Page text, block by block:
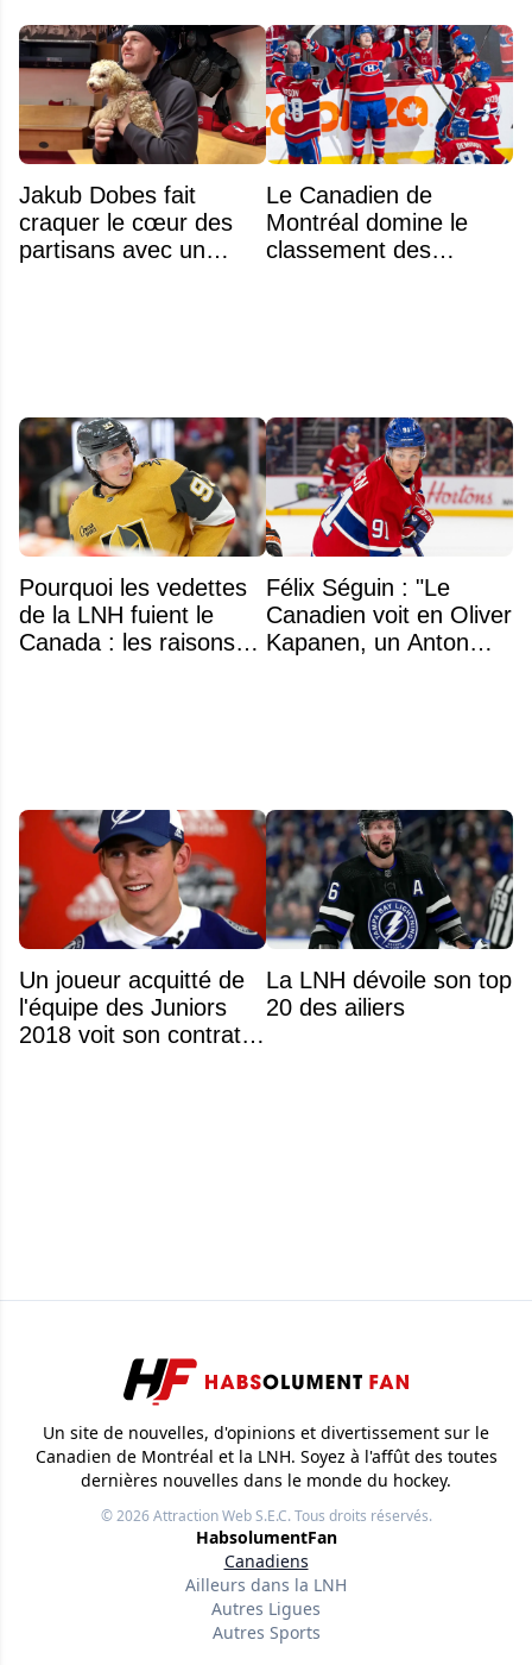
Jakub Dobes fait
craquer le cœur des
partisans avec un
Le Canadien de
Montréal domine le
classement des
Pourquoi les vedettes
de la LNH fuient le
Canada : les raisons
Félix Séguin : "Le
Canadien voit en Oliver
Kapanen, un Anton
Un joueur acquitté de
l'équipe des Juniors
2018 voit son contrat
La LNH dévoile son top
20 des ailiers
Un site de nouvelles, d'opinions et divertissement sur le
Canadien de Montréal et la LNH. Soyez à l'affût des toutes
dernières nouvelles dans le monde du hockey.
© 2026Attraction Web S.E.C.Tous droits réservés.
HabsolumentFan
Canadiens
Ailleurs dans la LNH
Autres Ligues
Autres Sports